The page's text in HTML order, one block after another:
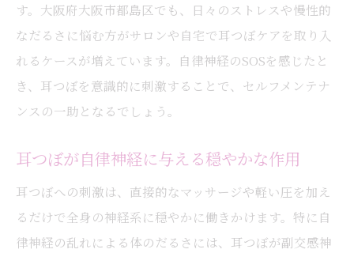
す。大阪府大阪市都島区でも、日々のストレスや慢性的
なだるさに悩む方がサロンや自宅で耳つぼケアを取り入
れるケースが増えています。自律神経のSOSを感じたと
き、耳つぼを意識的に刺激することで、セルフメンテナ
ンスの一助となるでしょう。
耳つぼが自律神経に与える穏やかな作用
耳つぼへの刺激は、直接的なマッサージや軽い圧を加え
るだけで全身の神経系に穏やかに働きかけます。特に自
律神経の乱れによる体のだるさには、耳つぼが副交感神